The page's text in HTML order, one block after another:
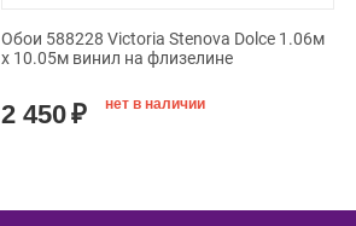
Обои 588228 Victoria Stenova Dolce 1.06м
x 10.05м винил на флизелине
2 450₽ нет в наличии